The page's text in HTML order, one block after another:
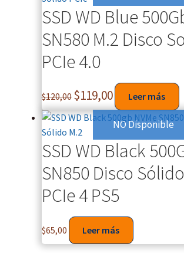
SSD WD Blue
SN580 M.2 Disco
PCIe 4.0
$120,00 $119,00 Leer más
NO Disponible
SSD WD Black
SN850 Disco
PCIe 4 PS5
$65,00 Leer más